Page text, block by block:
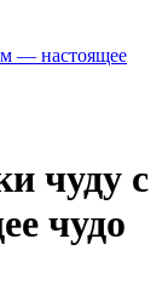
— настоящее
чуду с
чудо